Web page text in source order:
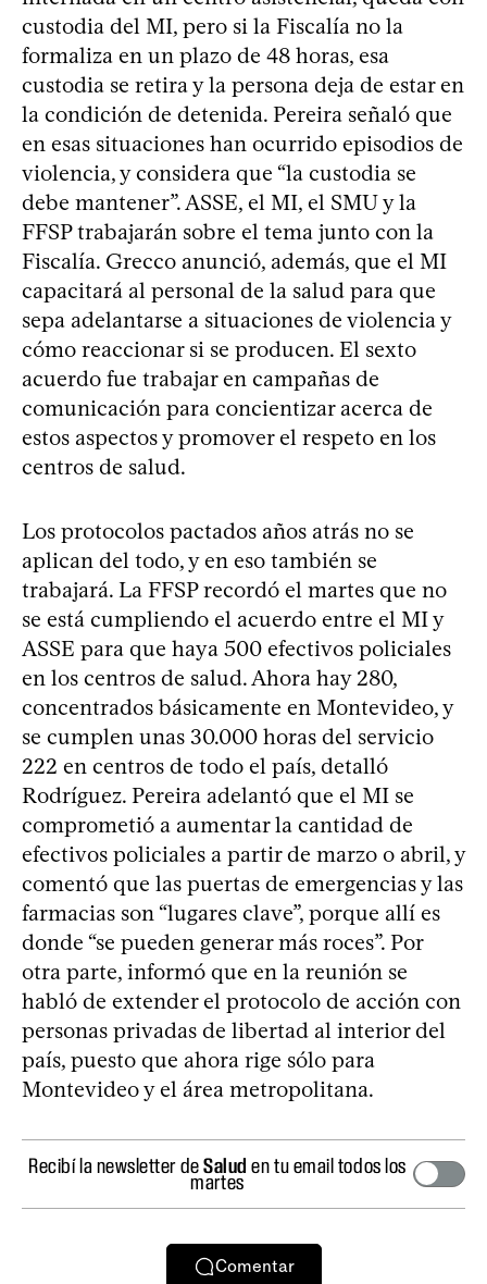
custodia del MI, pero si la Fiscalía no la
formaliza en un plazo de 48 horas, esa
custodia se retira y la persona deja de estar en
la condición de detenida. Pereira señaló que
en esas situaciones han ocurrido episodios de
violencia, y considera que “la custodia se
debe mantener”. ASSE, el MI, el SMU y la
FFSP trabajarán sobre el tema junto con la
Fiscalía. Grecco anunció, además, que el MI
capacitará al personal de la salud para que
sepa adelantarse a situaciones de violencia y
cómo reaccionar si se producen. El sexto
acuerdo fue trabajar en campañas de
comunicación para concientizar acerca de
estos aspectos y promover el respeto en los
centros de salud.
Los protocolos pactados años atrás no se
aplican del todo, y en eso también se
trabajará. La FFSP recordó el martes que no
se está cumpliendo el acuerdo entre el MI y
ASSE para que haya 500 efectivos policiales
en los centros de salud. Ahora hay 280,
concentrados básicamente en Montevideo, y
se cumplen unas 30.000 horas del servicio
222 en centros de todo el país, detalló
Rodríguez. Pereira adelantó que el MI se
comprometió a aumentar la cantidad de
efectivos policiales a partir de marzo o abril, y
comentó que las puertas de emergencias y las
farmacias son “lugares clave”, porque allí es
donde “se pueden generar más roces”. Por
otra parte, informó que en la reunión se
habló de extender el protocolo de acción con
personas privadas de libertad al interior del
país, puesto que ahora rige sólo para
Montevideo y el área metropolitana.
Recibí la newsletter deSalud en tu email todos los
martes
Comentar